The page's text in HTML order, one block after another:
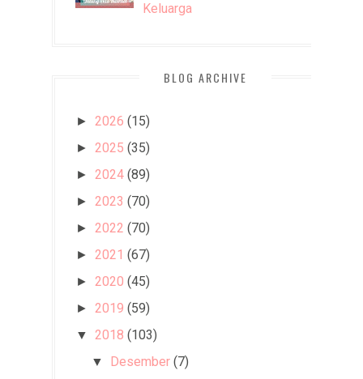
Keluarga
BLOG ARCHIVE
► 2026 (15)
► 2025 (35)
► 2024 (89)
► 2023 (70)
► 2022 (70)
► 2021 (67)
► 2020 (45)
► 2019 (59)
▼ 2018 (103)
▼ Desember (7)